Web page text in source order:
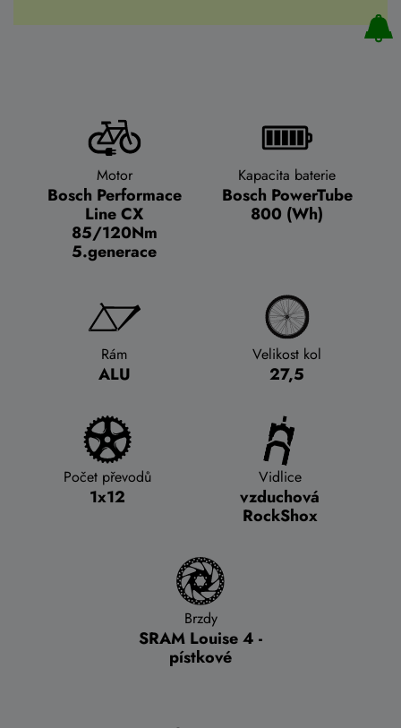
Motor
Bosch Performace
Line CX
85/120Nm
5.generace
Kapacita baterie
Bosch PowerTube
800 (Wh)
Rám
ALU
Velikost kol
27,5
Počet převodů
1x12
Vidlice
vzduchová
RockShox
Brzdy
SRAM Louise 4 -
pístkové